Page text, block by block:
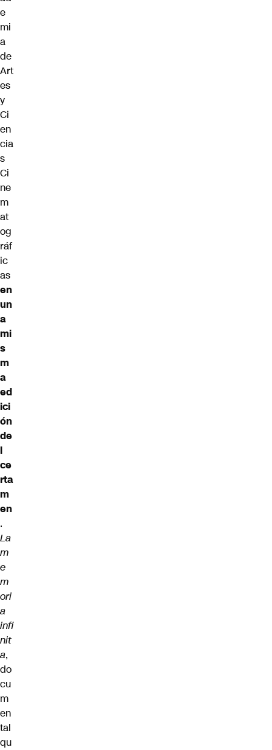
e
mi
a
de
Art
es
y
Ci
en
cia
s
Ci
ne
m
at
og
ráf
ic
as
en
un
a
mi
s
m
a
ed
ici
ón
de
l
ce
rta
m
en
.
La
m
e
m
ori
a
infi
nit
a,
do
cu
m
en
tal
qu